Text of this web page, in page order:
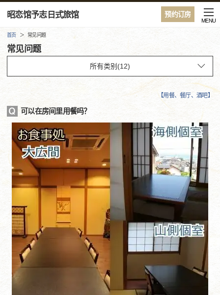
预约订房
昭恋馆予志日式旅馆
MENU
首页 常见问题
常见问题
【用餐、餐厅、酒吧】
可以在房间里用餐吗？